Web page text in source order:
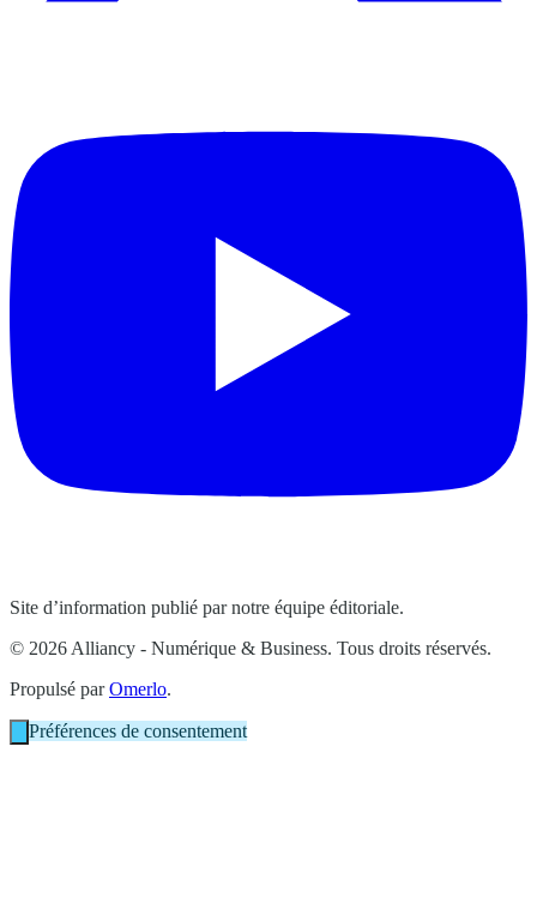
Site d’information publié par notre équipe éditoriale.
© 2026 Alliancy - Numérique & Business. Tous droits réservés.
Propulsé parOmerlo.
Préférences de consentement